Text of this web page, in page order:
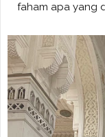
faham apa yang